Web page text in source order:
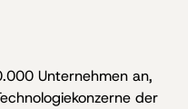
Unternehmen an,
der